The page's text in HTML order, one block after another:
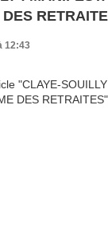
12:43